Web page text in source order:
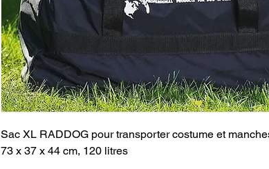
Sac XL RADDOG pour transporter costume et
73 x 37 x 44 cm, 120 litres